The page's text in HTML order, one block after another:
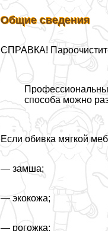
Общие сведения
СПРАВКА!
способа можно
Если обивка мягкой
— замша;
— экокожа;
— рогожка;